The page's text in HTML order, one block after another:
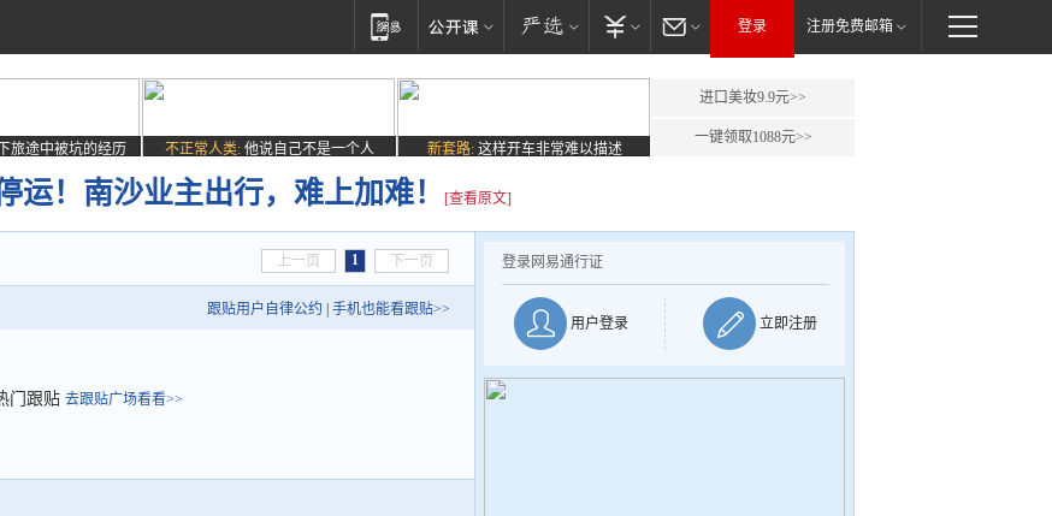
登录 注册免费邮箱
旅途中被坑的经历 不正常人类: 他说自己不是一个人 新套路: 这样开车非常难以描述
进口美妆9.9元>>
一键领取1088元>>
运！南沙业主出行，难上加难！ [查看原文]
上一页 1 下一页
跟贴用户自律公约 手机也能看跟贴>>
门跟贴 去跟贴广场看看>>
登录网易通行证
用户登录 立即注册